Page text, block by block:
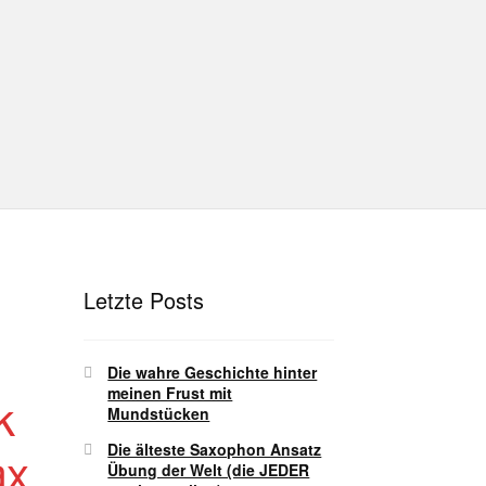
Unterrichtsbedingungen (AGBs)
Letzte Posts
Die wahre Geschichte hinter
meinen Frust mit
Mundstücken
Die älteste Saxophon Ansatz
Übung der Welt (die JEDER